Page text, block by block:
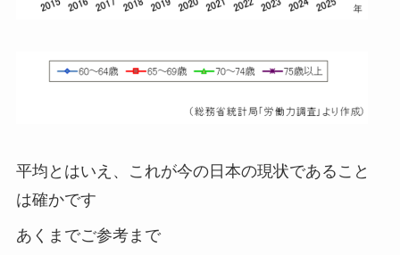
平均とはいえ、これが今の日本の現状であること
は確かです
あくまでご参考まで